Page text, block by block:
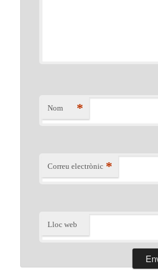
Nom *
Correu electrònic *
Lloc web